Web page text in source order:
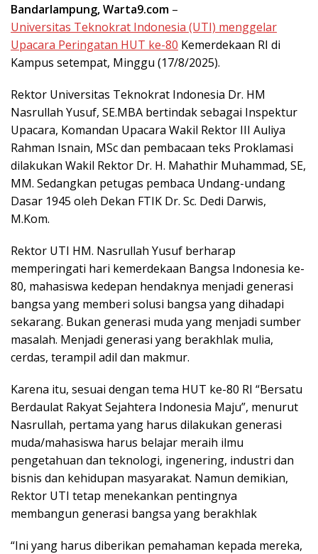
Bandarlampung, Warta9.com –
Universitas Teknokrat Indonesia (UTI) menggelar
Upacara Peringatan HUT ke-80 Kemerdekaan RI di
Kampus setempat, Minggu (17/8/2025).
Rektor Universitas Teknokrat Indonesia Dr. HM
Nasrullah Yusuf, SE.MBA bertindak sebagai Inspektur
Upacara, Komandan Upacara Wakil Rektor III Auliya
Rahman Isnain, MSc dan pembacaan teks Proklamasi
dilakukan Wakil Rektor Dr. H. Mahathir Muhammad, SE,
MM. Sedangkan petugas pembaca Undang-undang
Dasar 1945 oleh Dekan FTIK Dr. Sc. Dedi Darwis,
M.Kom.
Rektor UTI HM. Nasrullah Yusuf berharap
memperingati hari kemerdekaan Bangsa Indonesia ke-
80, mahasiswa kedepan hendaknya menjadi generasi
bangsa yang memberi solusi bangsa yang dihadapi
sekarang. Bukan generasi muda yang menjadi sumber
masalah. Menjadi generasi yang berakhlak mulia,
cerdas, terampil adil dan makmur.
Karena itu, sesuai dengan tema HUT ke-80 RI “Bersatu
Berdaulat Rakyat Sejahtera Indonesia Maju”, menurut
Nasrullah, pertama yang harus dilakukan generasi
muda/mahasiswa harus belajar meraih ilmu
pengetahuan dan teknologi, ingenering, industri dan
bisnis dan kehidupan masyarakat. Namun demikian,
Rektor UTI tetap menekankan pentingnya
membangun generasi bangsa yang berakhlak
“Ini yang harus diberikan pemahaman kepada mereka,